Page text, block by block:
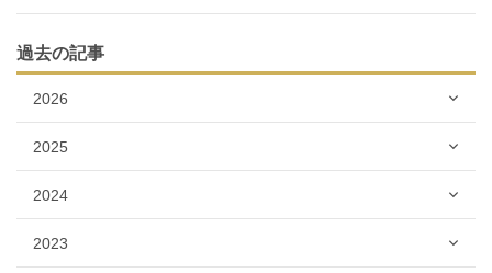
過去の記事
2026
2025
2024
2023